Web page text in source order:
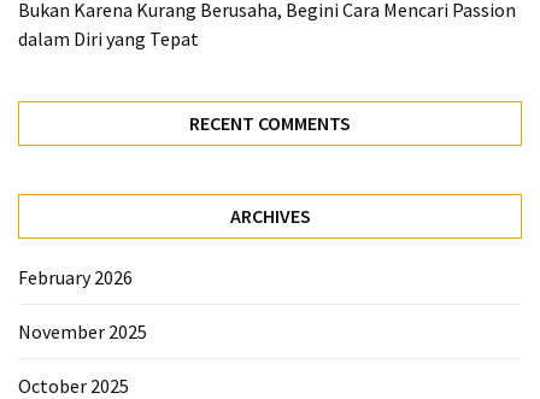
Bukan Karena Kurang Berusaha, Begini Cara Mencari Passion
dalam Diri yang Tepat
RECENT COMMENTS
ARCHIVES
February 2026
November 2025
October 2025